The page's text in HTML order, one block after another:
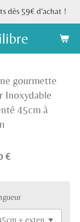
dès 59€ d'achat !
gourmette
Inoxydable
45cm à
€